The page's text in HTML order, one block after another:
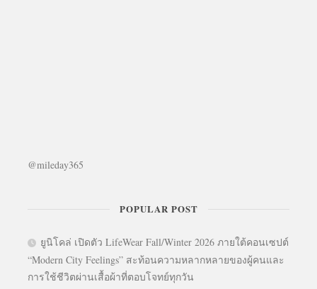
@mileday365
POPULAR POST
ยูนิโคล่ เปิดตัว LifeWear Fall/Winter 2026 ภายใต้คอนเซปต์
“Modern City Feelings” สะท้อนความหลากหลายของผู้คนและ
การใช้ชีวิตผ่านเสื้อผ้าที่ตอบโจทย์ทุกวัน